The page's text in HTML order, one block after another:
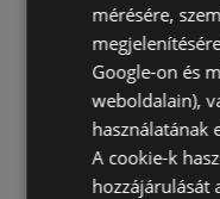
mérésére,
Google-on és
weboldalain),
használatának
A cookie-k
hozzájárulását